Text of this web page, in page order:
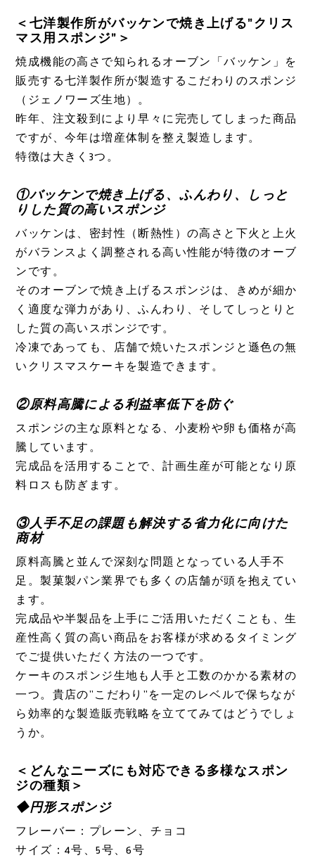
＜七洋製作所がバッケンで焼き上げる”クリス
マス用スポンジ”＞
焼成機能の高さで知られるオーブン「バッケン」を
販売する七洋製作所が製造するこだわりのスポンジ
（ジェノワーズ生地）。
昨年、注文殺到により早々に完売してしまった商品
ですが、今年は増産体制を整え製造します。
特徴は大きく3つ。
①バッケンで焼き上げる、ふんわり、しっと
りした質の高いスポンジ
バッケンは、密封性（断熱性）の高さと下火と上火
がバランスよく調整される高い性能が特徴のオーブ
ンです。
そのオーブンで焼き上げるスポンジは、きめが細か
く適度な弾力があり、ふんわり、そしてしっとりと
した質の高いスポンジです。
冷凍であっても、店舗で焼いたスポンジと遜色の無
いクリスマスケーキを製造できます。
②原料高騰による利益率低下を防ぐ
スポンジの主な原料となる、小麦粉や卵も価格が高
騰しています。
完成品を活用することで、計画生産が可能となり原
料ロスも防ぎます。
③人手不足の課題も解決する省力化に向けた
商材
原料高騰と並んで深刻な問題となっている人手不
足。製菓製パン業界でも多くの店舗が頭を抱えてい
ます。
完成品や半製品を上手にご活用いただくことも、生
産性高く質の高い商品をお客様が求めるタイミング
でご提供いただく方法の一つです。
ケーキのスポンジ生地も人手と工数のかかる素材の
一つ。貴店の”こだわり”を一定のレベルで保ちなが
ら効率的な製造販売戦略を立ててみてはどうでしょ
うか。
＜どんなニーズにも対応できる多様なスポン
ジの種類＞
◆円形スポンジ
フレーバー：プレーン、チョコ
サイズ：4号、5号、6号